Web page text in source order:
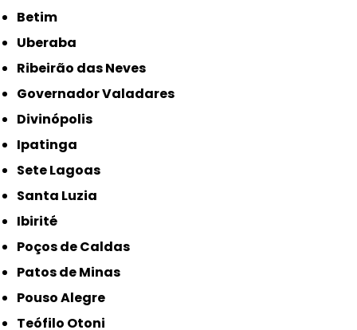
Betim
Uberaba
Ribeirão das Neves
Governador Valadares
Divinópolis
Ipatinga
Sete Lagoas
Santa Luzia
Ibirité
Poços de Caldas
Patos de Minas
Pouso Alegre
Teófilo Otoni